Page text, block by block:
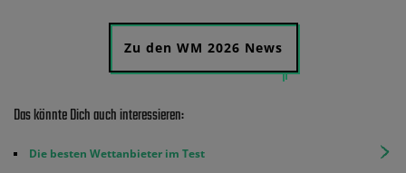
Zu den WM 2026 News
Das könnte Dich auch interessieren:
Die besten Wettanbieter im Test